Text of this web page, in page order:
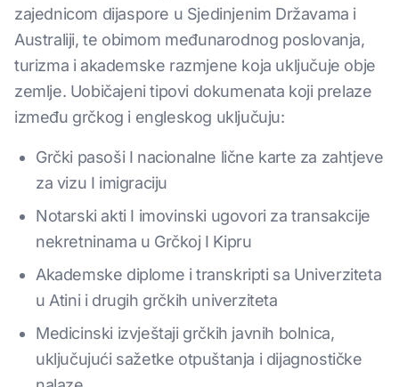
zajednicom dijaspore u Sjedinjenim Državama i
Australiji, te obimom međunarodnog poslovanja,
turizma i akademske razmjene koja uključuje obje
zemlje. Uobičajeni tipovi dokumenata koji prelaze
između grčkog i engleskog uključuju:
Grčki pasoši I nacionalne lične karte za zahtjeve
za vizu I imigraciju
Notarski akti I imovinski ugovori za transakcije
nekretninama u Grčkoj I Kipru
Akademske diplome i transkripti sa Univerziteta
u Atini i drugih grčkih univerziteta
Medicinski izvještaji grčkih javnih bolnica,
uključujući sažetke otpuštanja i dijagnostičke